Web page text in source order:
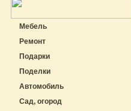
Мебель
Ремонт
Подарки
Поделки
Автомобиль
Сад, огород